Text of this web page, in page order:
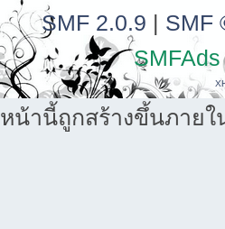
SMF 2.0.9 | SMF
SMFAds
หน้านี้ถูกสร้างขึ้นภายใ